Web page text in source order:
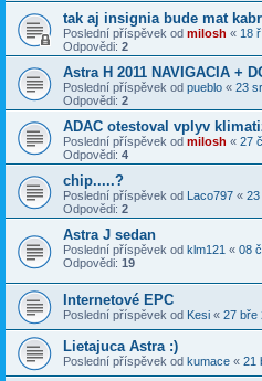
tak aj insignia bude mat
Poslední příspěvek od milosh « 18
Odpovědi: 2
Astra H 2011 NAVIGACIA +
Poslední příspěvek od pueblo « 23
Odpovědi: 2
ADAC otestoval vplyv
Poslední příspěvek od milosh « 27
Odpovědi: 4
chip.....?
Poslední příspěvek od Laco797 « 23
Odpovědi: 2
Astra J sedan
Poslední příspěvek od klm121 « 08
Odpovědi: 19
Internetové EPC
Poslední příspěvek od Kesi « 27 bře
Lietajuca Astra :)
Poslední příspěvek od kumace « 21